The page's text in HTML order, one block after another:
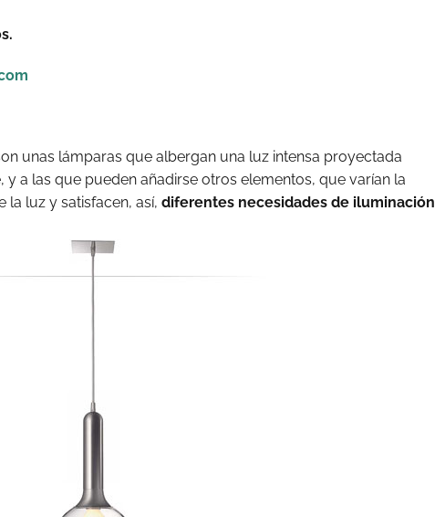
unas lámparas que albergan una luz intensa proyectada
y a las que pueden añadirse otros elementos, que varían la
la luz y satisfacen, así, diferentes necesidades de iluminación